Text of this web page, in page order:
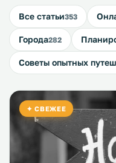
Все статьи353
Города282
Советы опытных
✦ СВЕЖЕЕ